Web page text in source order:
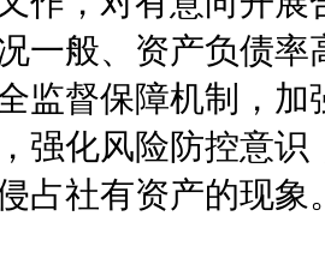
一般、资产负债
监督保障机制，
强化风险防控意识
占社有资产的现象